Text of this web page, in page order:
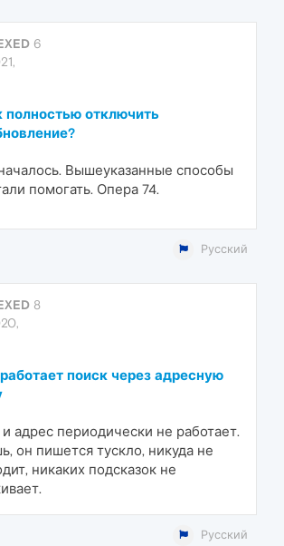
6
полностью отключить
Вышеуказанные способы
помогать. Опера 74.
Русский
8
работает поиск через адресную
адрес периодически не работает.
он пишется тускло, никуда не
никаких подсказок не
Русский